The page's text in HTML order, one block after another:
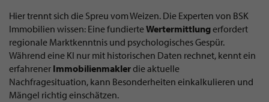
Hier trennt sich die Spreu vom Weizen. Die Experten von BSK
Immobilien wissen: Eine fundierteWertermittlungerfordert
regionale Marktkenntnis und psychologisches Gespür.
Während eine KI nur mit historischen Daten rechnet, kennt ein
erfahrener Immobilienmaklerdie aktuelle
Nachfragesituation, kann Besonderheiten einkalkulieren und
Mängel richtig einschätzen.